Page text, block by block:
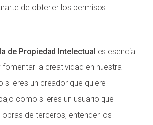
de obtener los permisos
de Propiedad Intelectual es esencial
fomentar la creatividad en nuestra
si eres un creador que quiere
como si eres un usuario que
obras de terceros, entender los